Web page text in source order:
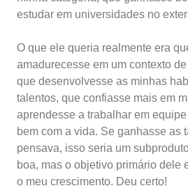
estudar em universidades no
O que ele queria realmente era
amadurecesse em um contexto
que desenvolvesse as minhas
talentos, que confiasse mais em
aprendesse a trabalhar em
bem com a vida. Se ganhasse as
pensava, isso seria um
boa, mas o objetivo primário dele
o meu crescimento. Deu certo!